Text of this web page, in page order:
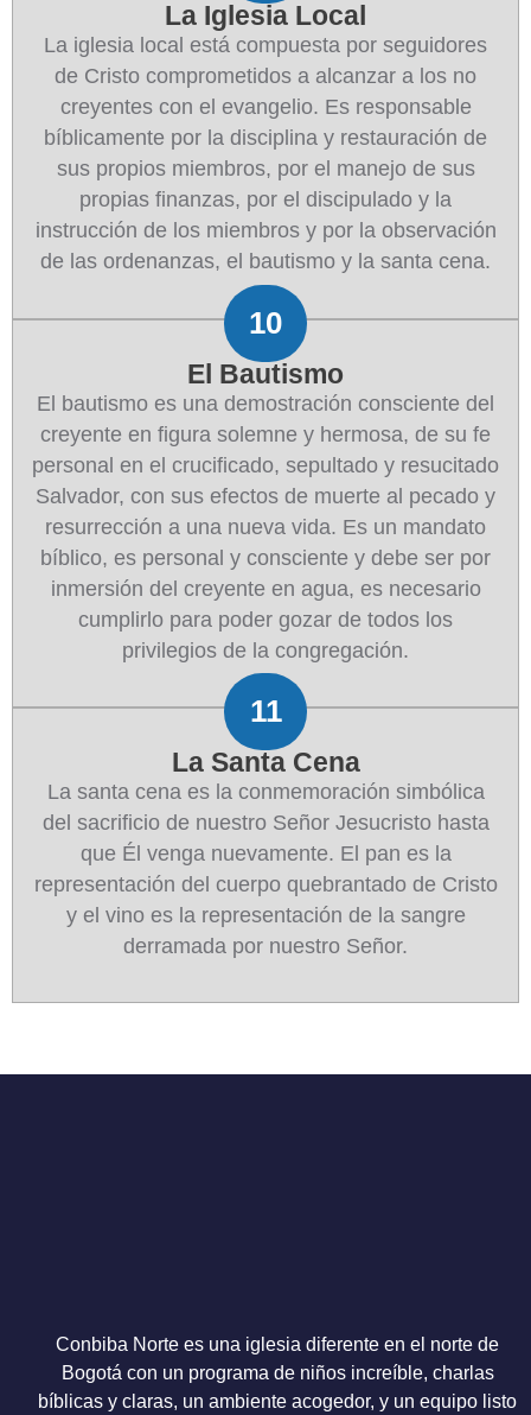
La Iglesia Local
La iglesia local está compuesta por seguidores
de Cristo comprometidos a alcanzar a los no
creyentes con el evangelio. Es responsable
bíblicamente por la disciplina y restauración de
sus propios miembros, por el manejo de sus
propias finanzas, por el discipulado y la
instrucción de los miembros y por la observación
de las ordenanzas, el bautismo y la santa cena.
10
El Bautismo
El bautismo es una demostración consciente del
creyente en figura solemne y hermosa, de su fe
personal en el crucificado, sepultado y resucitado
Salvador, con sus efectos de muerte al pecado y
resurrección a una nueva vida. Es un mandato
bíblico, es personal y consciente y debe ser por
inmersión del creyente en agua, es necesario
cumplirlo para poder gozar de todos los
privilegios de la congregación.
11
La Santa Cena
La santa cena es la conmemoración simbólica
del sacrificio de nuestro Señor Jesucristo hasta
que Él venga nuevamente. El pan es la
representación del cuerpo quebrantado de Cristo
y el vino es la representación de la sangre
derramada por nuestro Señor.
Conbiba Norte es una iglesia diferente en el norte de
Bogotá con un programa de niños increíble, charlas
bíblicas y claras, un ambiente acogedor, y un equipo listo